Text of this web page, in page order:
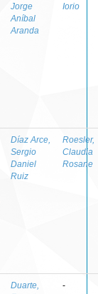
Jorge
Aníbal
Aranda
Iorio
Díaz Arce,
Sergio
Daniel
Ruiz
Roesler,
Claudia
Rosane
Duarte,
-